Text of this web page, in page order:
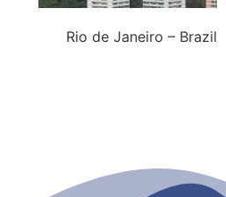
Rio de Janeiro – Brazil